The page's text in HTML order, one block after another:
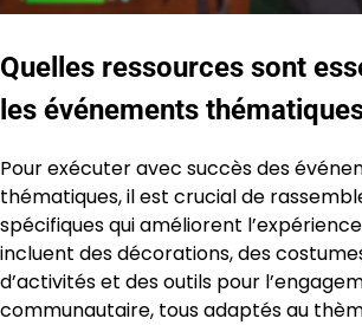
Quelles ressources sont
les événements
Pour exécuter avec succès des
thématiques, il est crucial de
spécifiques qui améliorent
incluent des décorations, des
d’activités et des outils pour
communautaire, tous adaptés au